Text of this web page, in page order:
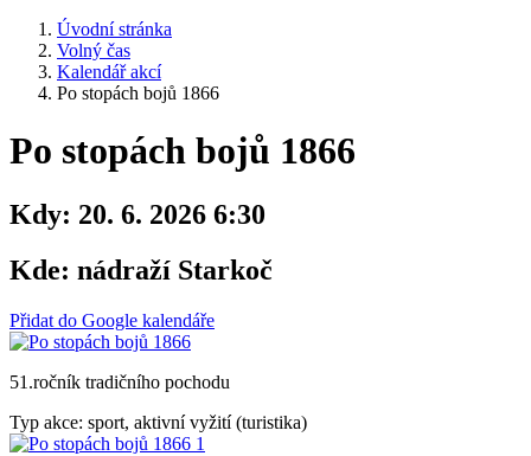
Úvodní stránka
Volný čas
Kalendář akcí
Po stopách bojů 1866
Po stopách bojů 1866
Kdy: 20. 6. 2026 6:30
Kde: nádraží Starkoč
Přidat do Google kalendáře
51.ročník tradičního pochodu
Typ akce: sport, aktivní vyžití (turistika)